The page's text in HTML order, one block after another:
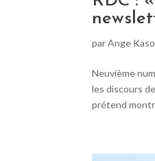
parAnge
Neuvième
les discours
prétend